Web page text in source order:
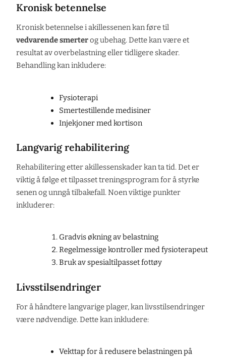
Kronisk betennelse
Kronisk betennelse i akillessenen kan føre til
vedvarende smerterog ubehag. Dette kan være et
resultat av overbelastning eller tidligere skader.
Behandling kan inkludere:
Fysioterapi
Smertestillende medisiner
Injekjoner med kortison
Langvarig rehabilitering
Rehabilitering etter akillessenskader kan ta tid. Det er
viktig å følge et tilpasset treningsprogram for å styrke
senen og unngå tilbakefall. Noen viktige punkter
inkluderer:
Gradvis økning av belastning
Regelmessige kontroller med fysioterapeut
Bruk av spesialtilpasset fottøy
Livsstilsendringer
For å håndtere langvarige plager, kan livsstilsendringer
være nødvendige. Dette kan inkludere:
Vekttap for å redusere belastningen på